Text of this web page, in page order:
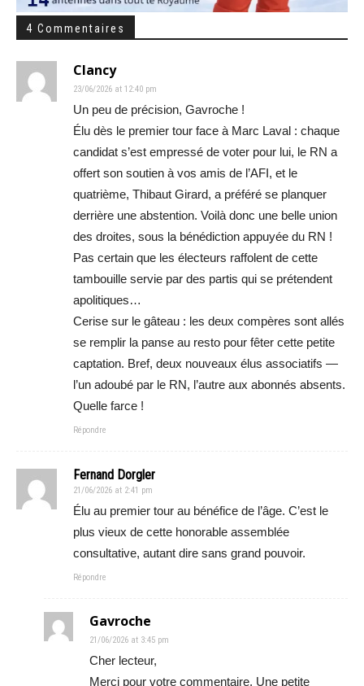
4 Commentaires
Clancy
23/06/2026 at 12:40 pm
Un peu de précision, Gavroche !
Élu dès le premier tour face à Marc Laval : chaque
candidat s’est empressé de voter pour lui, le RN a
offert son soutien à vos amis de l’AFI, et le
quatrième, Thibaut Girard, a préféré se planquer
derrière une abstention. Voilà donc une belle union
des droites, sous la bénédiction appuyée du RN !
Pas certain que les électeurs raffolent de cette
tambouille servie par des partis qui se prétendent
apolitiques…
Cerise sur le gâteau : les deux compères sont allés
se remplir la panse au resto pour fêter cette petite
captation. Bref, deux nouveaux élus associatifs —
l’un adoubé par le RN, l’autre aux abonnés absents.
Quelle farce !
Répondre
Fernand Dorgler
21/06/2026 at 2:41 pm
Élu au premier tour au bénéfice de l’âge. C’est le
plus vieux de cette honorable assemblée
consultative, autant dire sans grand pouvoir.
Répondre
Gavroche
21/06/2026 at 3:45 pm
Cher lecteur,
Merci pour votre commentaire. Une petite